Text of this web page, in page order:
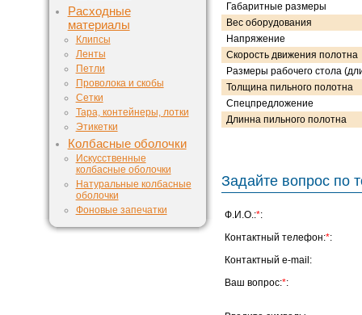
Расходные
материалы
Клипсы
Ленты
Петли
Проволока и скобы
Сетки
Тара, контейнеры, лотки
Этикетки
Колбасные оболочки
Искусственные
колбасные оболочки
Натуральные колбасные
оболочки
Фоновые запечатки
Габаритные размеры
Вес оборудования
Напряжение
Скорость движения полотна
Размеры рабочего стола
Толщина пильного полотна
Спецпредложение
Длинна пильного полотна
Задайте вопрос по
Ф.И.О.:*:
Контактный телефон:*:
Контактный e-mail:
Ваш вопрос:*: